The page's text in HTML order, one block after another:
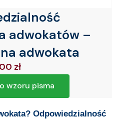
adwokatów –
adwokata
zł
wzoru pisma
Odpowiedzialność